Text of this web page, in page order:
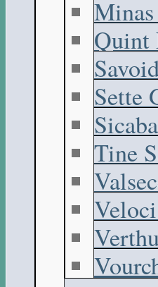
Quint
Sette
Tine